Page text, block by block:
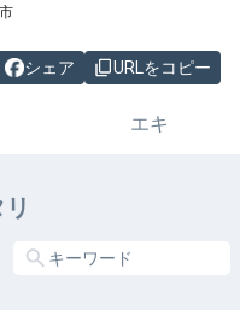
シェア URLをコピー
エキ